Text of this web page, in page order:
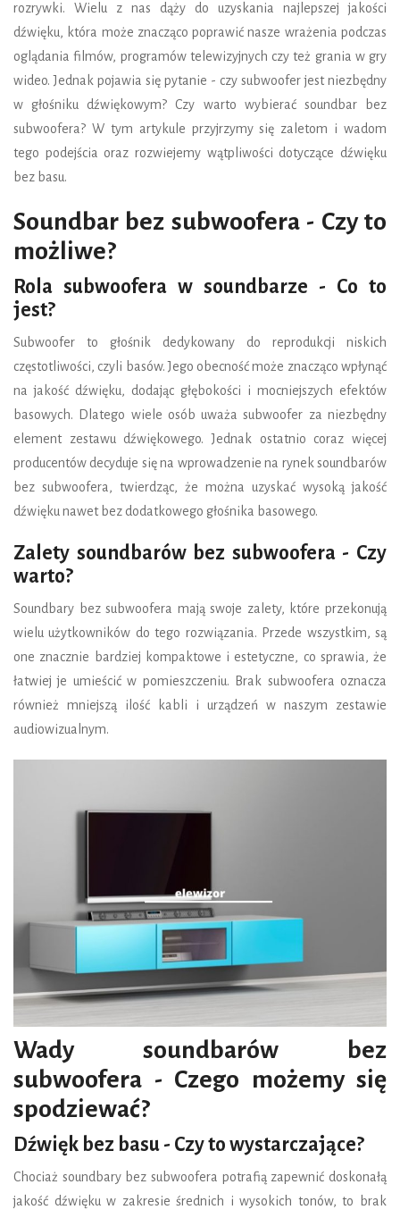
rozrywki. Wielu z nas dąży do uzyskania najlepszej jakości
dźwięku, która może znacząco poprawić nasze wrażenia podczas
oglądania filmów, programów telewizyjnych czy też grania w gry
wideo. Jednak pojawia się pytanie - czy subwoofer jest niezbędny
w głośniku dźwiękowym? Czy warto wybierać soundbar bez
subwoofera? W tym artykule przyjrzymy się zaletom i wadom
tego podejścia oraz rozwiejemy wątpliwości dotyczące dźwięku
bez basu.
Soundbar bez subwoofera - Czy to
możliwe?
Rola subwoofera w soundbarze - Co to
jest?
Subwoofer to głośnik dedykowany do reprodukcji niskich
częstotliwości, czyli basów. Jego obecność może znacząco wpłynąć
na jakość dźwięku, dodając głębokości i mocniejszych efektów
basowych. Dlatego wiele osób uważa subwoofer za niezbędny
element zestawu dźwiękowego. Jednak ostatnio coraz więcej
producentów decyduje się na wprowadzenie na rynek soundbarów
bez subwoofera, twierdząc, że można uzyskać wysoką jakość
dźwięku nawet bez dodatkowego głośnika basowego.
Zalety soundbarów bez subwoofera - Czy
warto?
Soundbary bez subwoofera mają swoje zalety, które przekonują
wielu użytkowników do tego rozwiązania. Przede wszystkim, są
one znacznie bardziej kompaktowe i estetyczne, co sprawia, że
łatwiej je umieścić w pomieszczeniu. Brak subwoofera oznacza
również mniejszą ilość kabli i urządzeń w naszym zestawie
audiowizualnym.
Wady soundbarów bez
subwoofera - Czego możemy się
spodziewać?
Dźwięk bez basu - Czy to wystarczające?
Chociaż soundbary bez subwoofera potrafią zapewnić doskonałą
jakość dźwięku w zakresie średnich i wysokich tonów, to brak